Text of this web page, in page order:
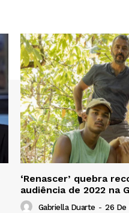
‘Renascer’ quebra
audiência de 2022 na
Gabriella Duarte - 26 De